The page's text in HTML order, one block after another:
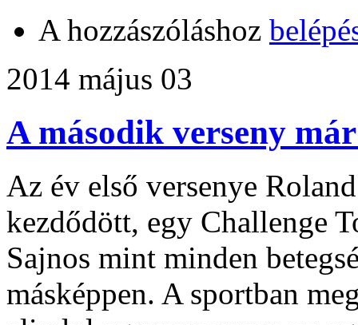
A hozzászóláshoz
2014 május 03
A második verseny
Az év első versenye
kezdődött, egy Challenge
Sajnos mint minden
másképpen. A sportban